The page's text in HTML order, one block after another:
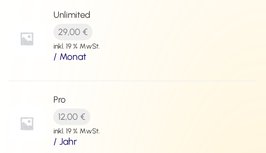
Unlimited
29,00 €
inkl. 19 % MwSt.
/ Monat
Pro
12,00 €
inkl. 19 % MwSt.
/ Jahr